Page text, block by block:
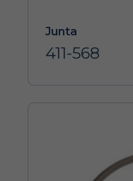
Junta
411-568